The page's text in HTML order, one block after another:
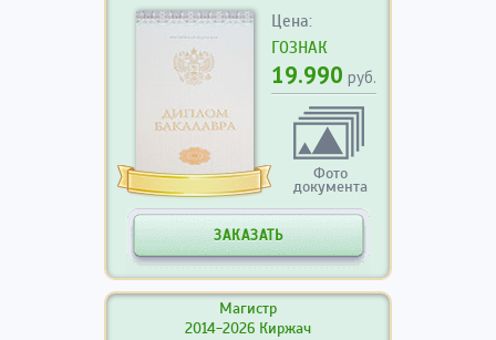
Цена:
ГОЗНАК
19.990 руб.
Фото
документа
ЗАКАЗАТЬ
Магистр
2014-2026 Киржач